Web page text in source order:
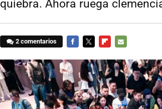
quiebra. Ahora ruega
2 comentarios
MAIL